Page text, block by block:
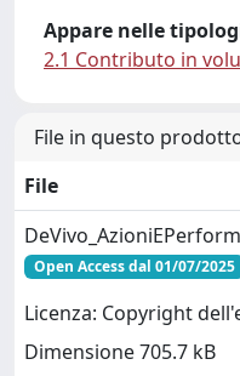
Appare nelle
2.1 Contributo in
File in questo
File
Open Access dal 01/07/2025
Licenza: Copyright
Dimensione 705.7 kB